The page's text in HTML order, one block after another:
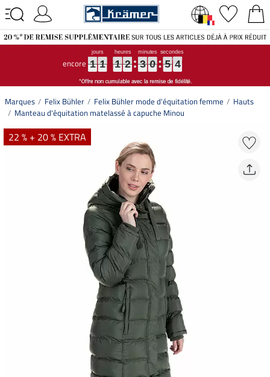
encore 1
1
1
1 1
1
1
1 1
1
1
1 2
2
2
2 3
3
3
3 0
0
0
0 5
5
5
5 3
3
3
3
Marques Felix Bühler Felix Bühler mode d'équitation femme
Hauts
Manteau d'équitation matelassé à capuche Minou
22 % + 20 % EXTRA